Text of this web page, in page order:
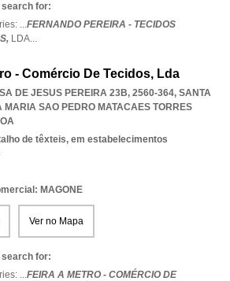
search for:
...FERNANDO PEREIRA - TECIDOS
LDA...
- Comércio De Tecidos, Lda
DE JESUS PEREIRA 23B, 2560-364, SANTA
MARIA SAO PEDRO MATACAES TORRES
de têxteis, em estabelecimentos
MAGONE
Ver no Mapa
search for:
...FEIRA A METRO - COMÉRCIO DE